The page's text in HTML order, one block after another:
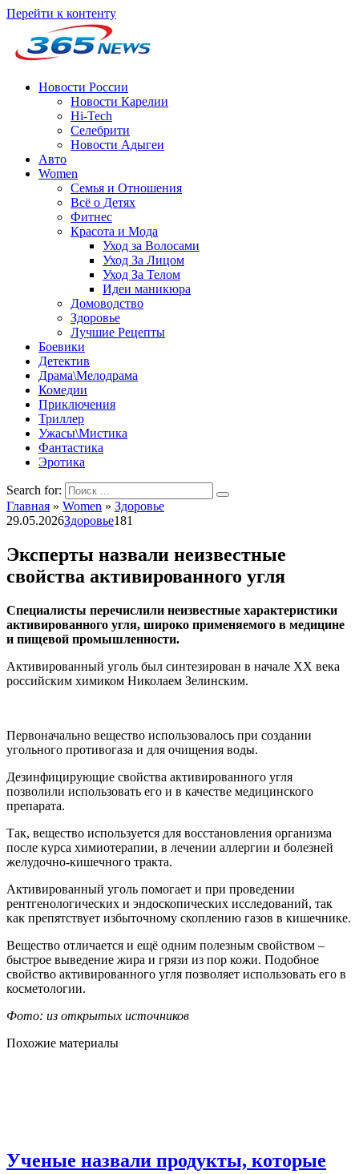
Перейти к контенту
Новости России
Новости Карелии
Hi-Tech
Селебрити
Новости Адыгеи
Авто
Women
Семья и Отношения
Всё о Детях
Фитнес
Красота и Мода
Уход за Волосами
Уход За Лицом
Уход За Телом
Идеи маникюра
Домоводство
Здоровье
Лучшие Рецепты
Боевики
Детектив
Драма\Мелодрама
Комедии
Приключения
Триллер
Ужасы\Мистика
Фантастика
Эротика
Search for:
Главная » Women » Здоровье
29.05.2026Здоровье181
Эксперты назвали неизвестные
свойства активированного угля
Специалисты перечислили неизвестные характеристики
активированного угля, широко применяемого в медицине
и пищевой промышленности.
Активированный уголь был синтезирован в начале XX века
российским химиком Николаем Зелинским.
Первоначально вещество использовалось при создании
угольного противогаза и для очищения воды.
Дезинфицирующие свойства активированного угля
позволили использовать его и в качестве медицинского
препарата.
Так, вещество используется для восстановления организма
после курса химиотерапии, в лечении аллергии и болезней
желудочно-кишечного тракта.
Активированный уголь помогает и при проведении
рентгенологических и эндоскопических исследований, так
как препятствует избыточному скоплению газов в кишечнике.
Вещество отличается и ещё одним полезным свойством –
быстрое выведение жира и грязи из пор кожи. Подобное
свойство активированного угля позволяет использовать его в
косметологии.
Фото: из открытых источников
Похожие материалы
Ученые назвали продукты, которые